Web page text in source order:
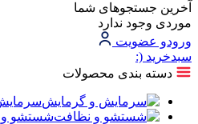
آخرین جستجوهای شما
موردی وجود ندارد
ورودو عضویت
سبد‌خرید (:
دسته بندی محصولات
شستشو و